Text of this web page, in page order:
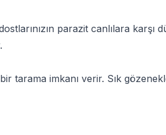
parazit canlılara
tarama imkanı verir. Sık